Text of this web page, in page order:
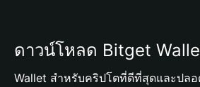
ดาวน์โหลด Bitget
Wallet สำหรับคริปโตที่ดีที่สุดและปล